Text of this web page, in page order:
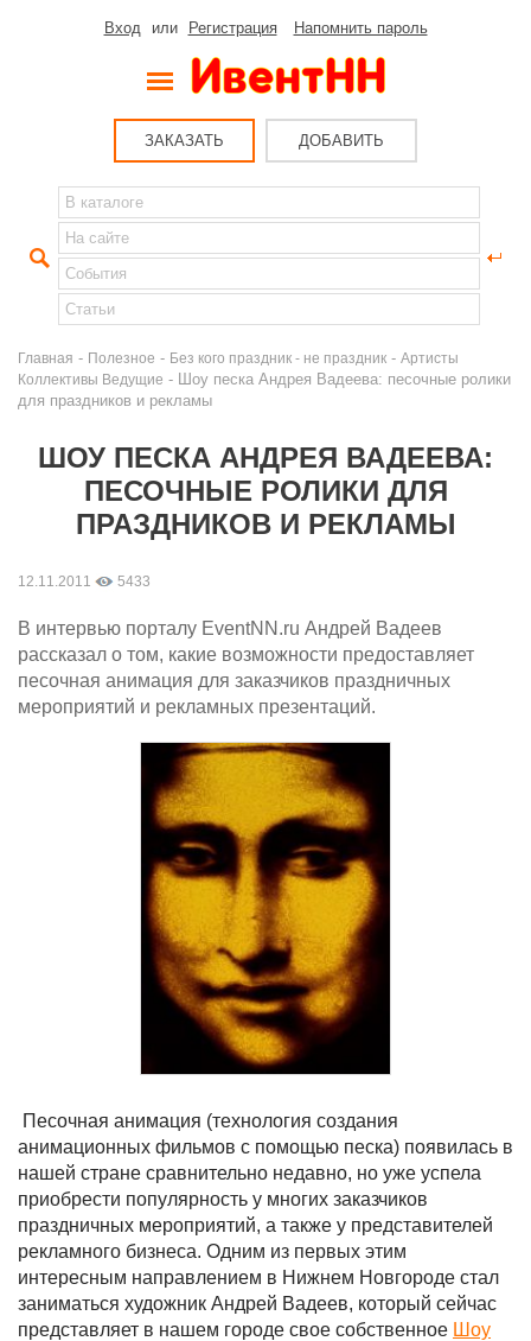
Вход или Регистрация Напомнить пароль
ЗАКАЗАТЬ ДОБАВИТЬ
Главная - Полезное - Без кого праздник - не праздник - Артисты
Коллективы Ведущие - Шоу песка Андрея Вадеева: песочные ролики
для праздников и рекламы
ШОУ ПЕСКА АНДРЕЯ ВАДЕЕВА:
ПЕСОЧНЫЕ РОЛИКИ ДЛЯ
ПРАЗДНИКОВ И РЕКЛАМЫ
12.11.2011 5433
В интервью порталу EventNN.ru Андрей Вадеев
рассказал о том, какие возможности предоставляет
песочная анимация для заказчиков праздничных
мероприятий и рекламных презентаций.
Песочная анимация (технология создания
анимационных фильмов с помощью песка) появилась в
нашей стране сравнительно недавно, но уже успела
приобрести популярность у многих заказчиков
праздничных мероприятий, а также у представителей
рекламного бизнеса. Одним из первых этим
интересным направлением в Нижнем Новгороде стал
заниматься художник Андрей Вадеев, который сейчас
представляет в нашем городе свое собственное Шоу